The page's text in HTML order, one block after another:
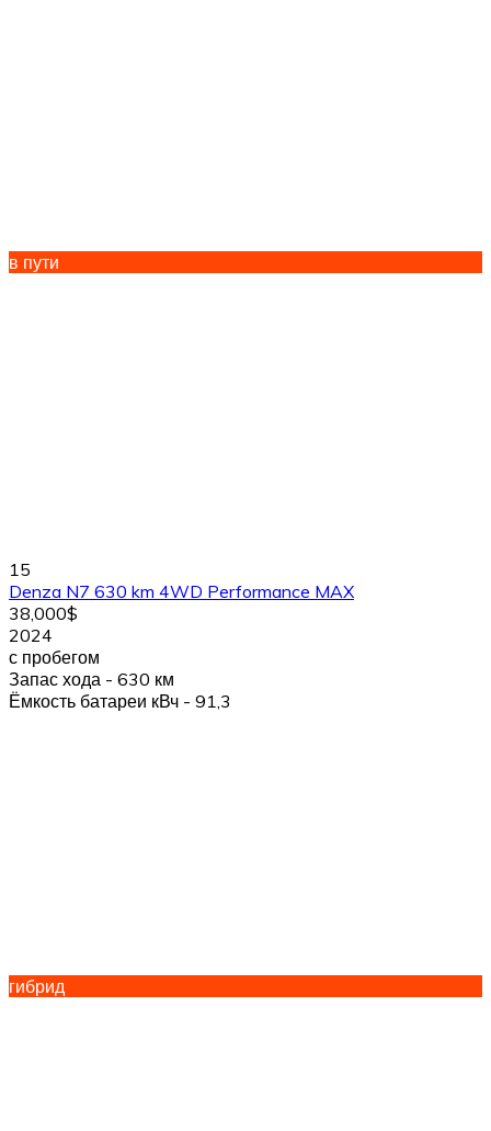
в пути
15
Denza N7 630 km 4WD Performance MAX
38,000$
2024
с пробегом
Запас хода - 630 км
Ёмкость батареи кВч - 91,3
гибрид